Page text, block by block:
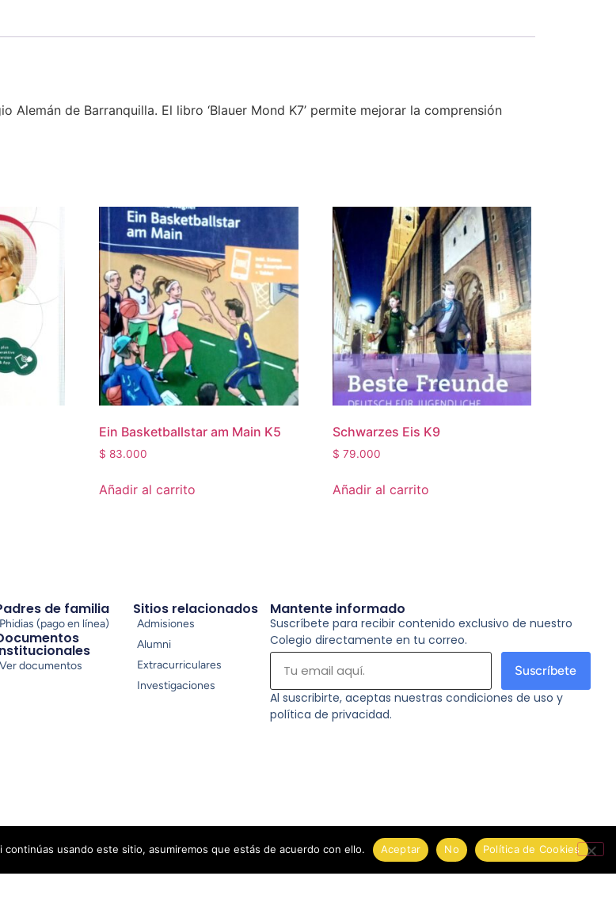
de Barranquilla. El libro ‘Blauer Mond K7’ permite mejorar la comprensión
Ein Basketballstar am Main K5
$ 83.000
Añadir al carrito
Schwarzes Eis K9
$ 79.000
Añadir al carrito
de familia
Phidias (pago en línea)
Ver documentos
Sitios relacionados
Admisiones
Alumni
Extracurriculares
Investigaciones
Mantente informado
Suscríbete para recibir contenido exclusivo de nuestro
Colegio directamente en tu correo.
Suscríbete
Al suscribirte, aceptas nuestras condiciones de uso y
política de privacidad.
usando este sitio, asumiremos que estás de acuerdo con ello. Aceptar No Política de Cookies